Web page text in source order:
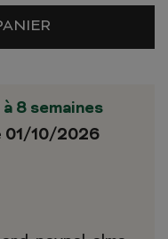
à 8 semaines
01/10/2026